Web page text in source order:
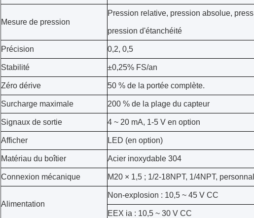
Mesure de pression
Pression relative, pression absolue,
pression d'étanchéité
Précision 0,2, 0,5
Stabilité ±0,25% FS/an
Zéro dérive 50 % de la portée complète.
Surcharge maximale 200 % de la plage du capteur
Signaux de sortie 4 ~ 20 mA, 1-5 V en option
Afficher LED (en option)
Matériau du boîtier Acier inoxydable 304
Connexion mécanique M20 × 1,5 ; 1/2-18NPT, 1/4NPT,
Alimentation
Non-explosion : 10,5 ~ 45 V CC
EEX ia : 10,5 ~ 30 V CC